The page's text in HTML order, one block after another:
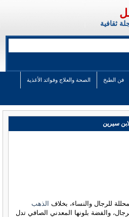
ثقافية
فن الطبخ الصحة والعلاج وفوائد الأغذية
سيرين
للرجال والنساء، بخلاف الذهب
والفضة بلونها المعدني الصافي تدل